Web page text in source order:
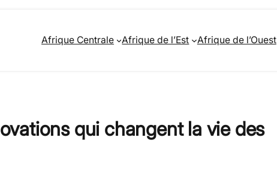
Afrique Centrale Afrique de l’Est Afrique de l’Ouest
qui changent la vie des